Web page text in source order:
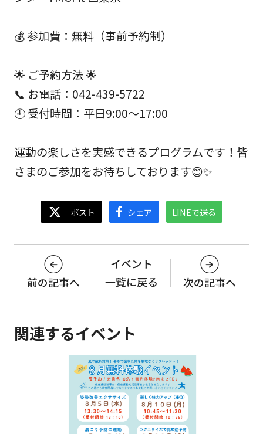
💰 参加費：無料（事前予約制）
🌟 ご予約方法 🌟
📞 お電話：042-439-5722
🕘 受付時間：平日9:00～17:00
運動の楽しさを実感できるプログラムです！皆
さまのご参加をお待ちしております😊✨
前の記事へ
イベント
一覧に戻る
次の記事へ
関連するイベント